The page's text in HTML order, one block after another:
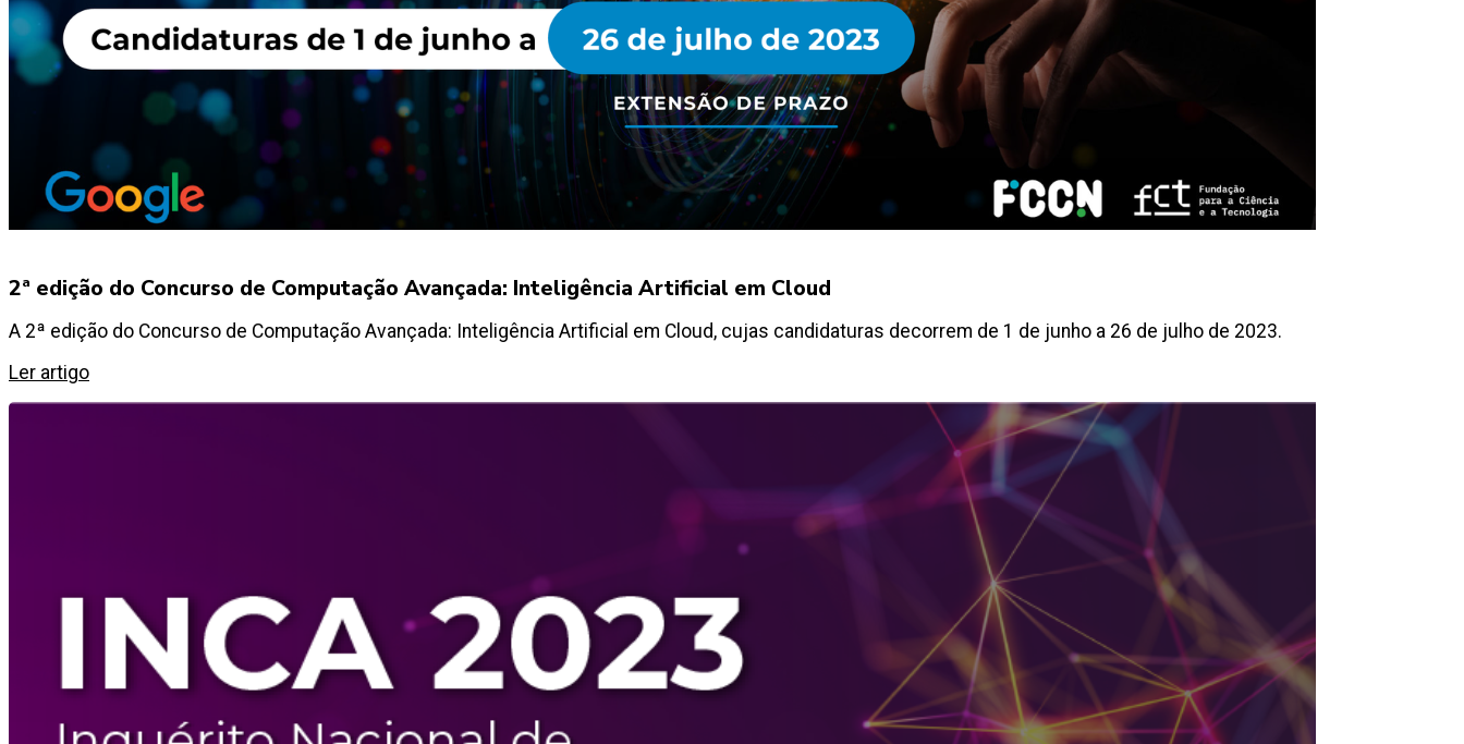
2ª edição do Concurso de Computação Avançada: Inteligência Artificial em Cloud
A 2ª edição do Concurso de Computação Avançada: Inteligência Artificial em Cloud, cujas candidaturas decorrem de 1 de junho a 26 de julho de 2023.
Ler artigo